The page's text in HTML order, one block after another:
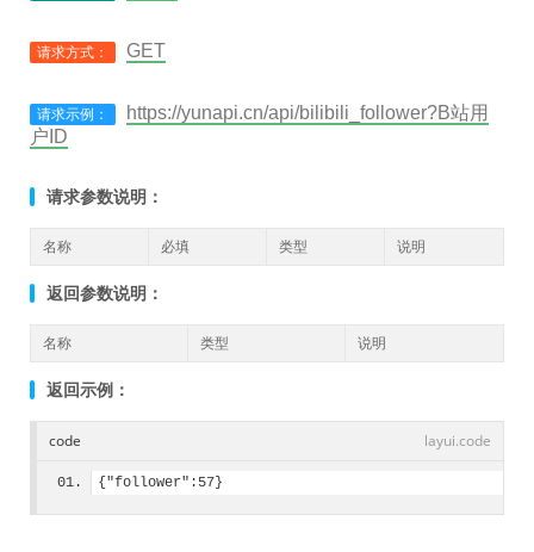
请求方式： GET
请求示例：
https://yunapi.cn/api/bilibili_follower?B站用
户ID
请求参数说明：
名称 必填 类型 说明
返回参数说明：
名称 类型 说明
返回示例：
code layui.code
{"follower":57}